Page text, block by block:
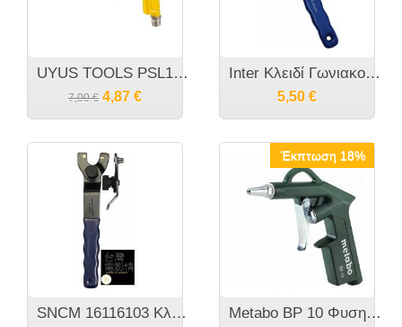
Stanley
Stayer
Total
UYUSTOOLS
UYUS TOOLS PSL103A Πιστόλι Αέρος
7,00 € 4,87 €
Inter Κλειδί Γωνιακού Τροχού 738956
5,50 €
SNCM 16116103 Κλειδί σύσφιξης/αποσύσφιξης γωνιακού τροχού Universal
Έκπτωση 18%
Metabo BP 10 Φυσητήρας Αέρος 601579000